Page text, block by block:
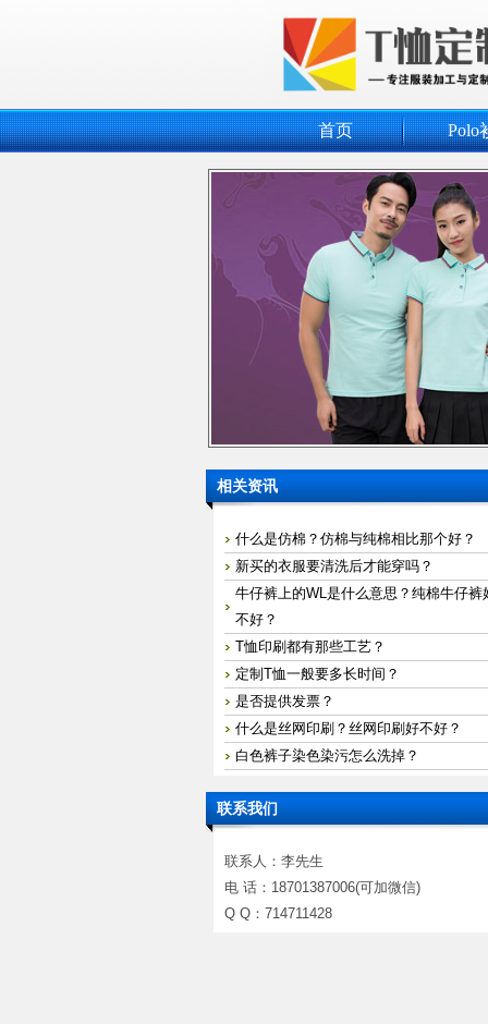
首页 Polo
相关资讯
什么是仿棉？仿棉与纯棉相比那个好？
新买的衣服要清洗后才能穿吗？
牛仔裤上的WL是什么意思？纯棉牛仔裤
不好？
T恤印刷都有那些工艺？
定制T恤一般要多长时间？
是否提供发票？
什么是丝网印刷？丝网印刷好不好？
白色裤子染色染污怎么洗掉？
联系我们
联系人：李先生
电 话：18701387006(可加微信)
Q Q：714711428